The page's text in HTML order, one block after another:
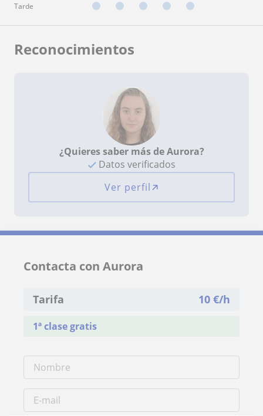
Tarde
Reconocimientos
¿Quieres saber más de Aurora?
Datos verificados
Ver perfil
Contacta con Aurora
Tarifa 10 €/h
1ª clase gratis